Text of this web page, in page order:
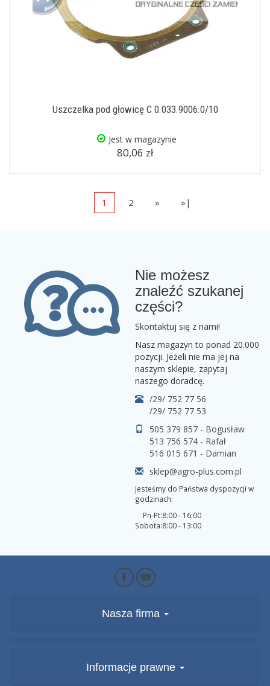
Uszczelka pod głowicę C 0.033.9006.0/10
Jest w magazynie
80,06 zł
1 2 » »|
Nie możesz
znaleźć szukanej
części?
Skontaktuj się z nami!
Nasz magazyn to ponad 20.000
pozycji. Jeżeli nie ma jej na
naszym sklepie, zapytaj
naszego doradcę.
/29/ 752 77 56
/29/ 752 77 53
505 379 857 - Bogusław
513 756 574 - Rafał
516 015 671 - Damian
sklep@agro-plus.com.pl
Jesteśmy do Państwa dyspozycji w
godzinach:
Pn-Pt:
Sobota:
8:00 - 16:00
8:00 - 13:00
Nasza firma
Informacje prawne